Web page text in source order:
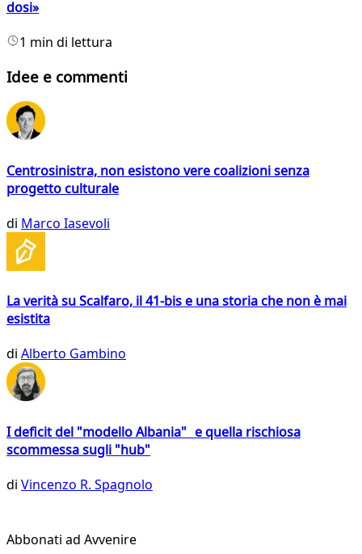
dosi»
1 min di lettura
Idee e commenti
Centrosinistra, non esistono vere coalizioni senza
progetto culturale
di Marco Iasevoli
La verità su Scalfaro, il 41-bis e una storia che non è mai
esistita
di Alberto Gambino
I deficit del "modello Albania" e quella rischiosa
scommessa sugli "hub"
di Vincenzo R. Spagnolo
Abbonati ad Avvenire